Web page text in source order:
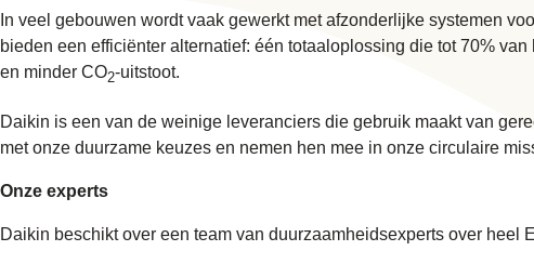
In veel gebouwen wordt vaak gewerkt met afzonderlijke systemen
bieden een efficiënter alternatief: één totaaloplossing die tot 70%
en minder CO2-uitstoot.
Daikin is een van de weinige leveranciers die gebruik maakt van
met onze duurzame keuzes en nemen hen mee in onze circulaire
Onze experts
Daikin beschikt over een team van duurzaamheidsexperts over